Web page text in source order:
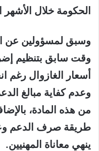
الحكومة خلال الأشهر
وسبق لمسؤولين عن
وقت سابق بتنظيم
أسعار الغازوال رغم
وعدم كفاية مبالغ
من هذه المادة،
طريقة صرف الدعم
ينهي معاناة المهنيين.